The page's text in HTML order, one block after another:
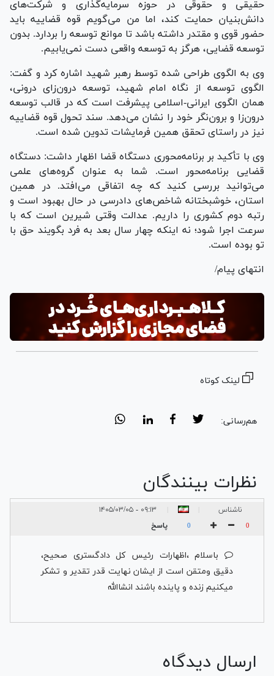
حقیقی و حقوقی در حوزه سرمایه‌گذاری و شرکت‌های
دانش‌بنیان حمایت کند، اما من می‌گویم قوه قضاییه باید
حضور قوی و مقتدر داشته باشد تا موانع توسعه را بردارد. بدون
توسعه قضایی، هرگز به توسعه واقعی دست نمی‌یابیم.
وی به الگوی طراحی شده توسط رهبر شهید اشاره کرد و گفت:
الگوی توسعه از نگاه امام شهید، توسعه درون‌زای درونی،
همان الگوی ایرانی-اسلامی پیشرفت است که در قالب توسعه
درون‌زا و برون‌نگر خود را نشان می‌دهد. سند تحول قوه قضاییه
نیز در راستای تحقق همین فرمایشات تدوین شده است.
وی با تأکید بر برنامه‌محوری دستگاه قضا اظهار داشت: دستگاه
قضایی برنامه‌محور است. شما به عنوان گروه‌های علمی
می‌توانید بررسی کنید که چه اتفاقی می‌افتد. در همین
استان، خوشبختانه شاخص‌های دادرسی در حال بهبود است و
رتبه دوم کشوری را داریم. عدالت وقتی شیرین است که با
سرعت اجرا شود؛ نه اینکه چهار سال بعد به فرد بگویند حق با
تو بوده است.
انتهای پیام/
لینک کوتاه
هم‌رسانی:
نظرات بینندگان
ناشناس ۰۹:۱۳ - ۱۴۰۵/۰۳/۰۵
0
0 پاسخ
باسلام ،اظهارات رئیس کل دادگستری صحیح،
دقیق ومتقن است از ایشان نهایت قدر تقدیر و تشکر
میکنیم زنده و پاینده باشند انشاالله
ارسال دیدگاه